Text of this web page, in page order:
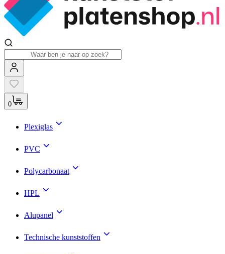
0
Plexiglas
PVC
Polycarbonaat
HPL
Alupanel
Technische kunststoffen